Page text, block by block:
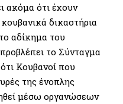
ακόμα ότι έχουν
δικαστήρια
αδίκημα του
το Σύνταγμα
Κουβανοί που
της ένοπλης
μέσω οργανώσεων